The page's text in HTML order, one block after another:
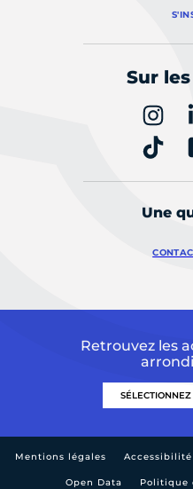
Sur
Une
Retrouvez les
Mentions légales Accessibilité
Open Data Politique